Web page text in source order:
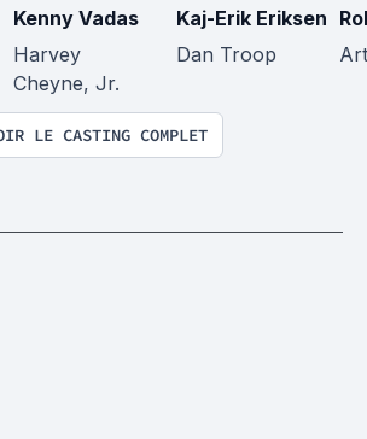
Kenny Vadas
Harvey
Cheyne, Jr.
Kaj-Erik Eriksen
Dan Troop
LE CASTING COMPLET